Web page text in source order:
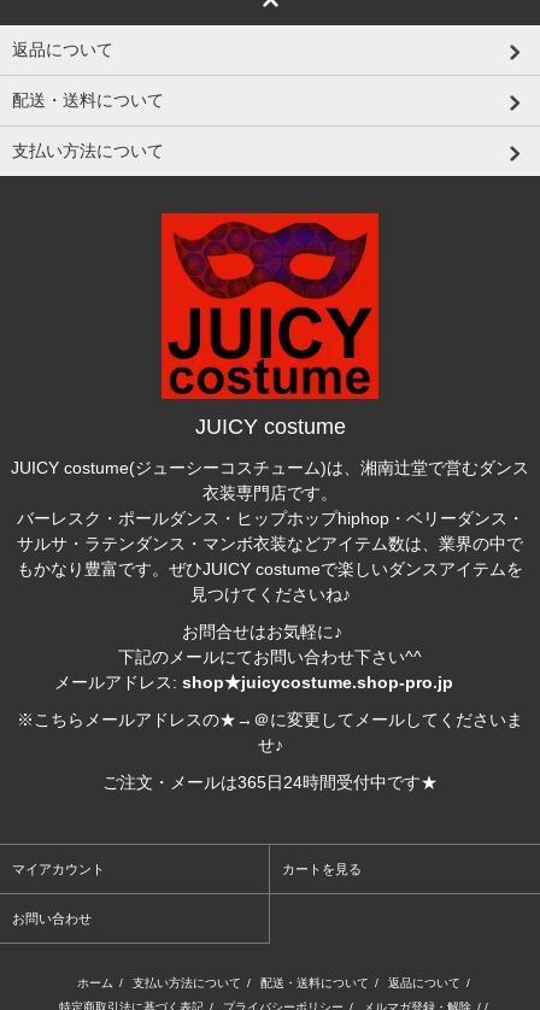
返品について
配送・送料について
支払い方法について
JUICY costume
JUICY costume(ジューシーコスチューム)は、湘南辻堂で営むダンス
衣装専門店です。
バーレスク・ポールダンス・ヒップホップhiphop・ベリーダンス・
サルサ・ラテンダンス・マンボ衣装などアイテム数は、業界の中で
もかなり豊富です。ぜひJUICY costumeで楽しいダンスアイテムを
見つけてくださいね♪
お問合せはお気軽に♪
下記のメールにてお問い合わせ下さい^^
メールアドレス: shop★juicycostume.shop-pro.jp
※こちらメールアドレスの★→＠に変更してメールしてくださいま
せ♪
ご注文・メールは365日24時間受付中です★
マイアカウント カートを見る
お問い合わせ
ホーム / 支払い方法について / 配送・送料について / 返品について /
特定商取引法に基づく表記 / プライバシーポリシー / メルマガ登録・解除 / /